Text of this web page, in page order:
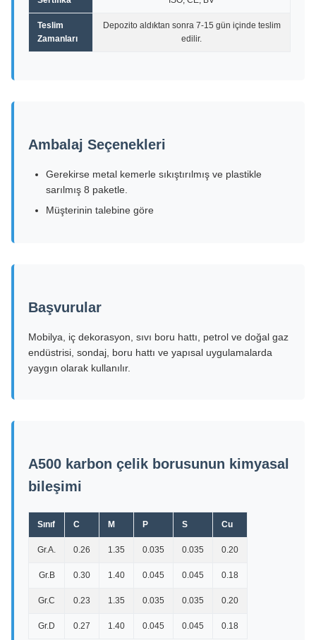
Teslim
Zamanları
Depozito aldıktan sonra 7-15 gün içinde teslim
edilir.
Ambalaj Seçenekleri
Gerekirse metal kemerle sıkıştırılmış ve plastikle
sarılmış 8 paketle.
Müşterinin talebine göre
Başvurular
Mobilya, iç dekorasyon, sıvı boru hattı, petrol ve doğal gaz
endüstrisi, sondaj, boru hattı ve yapısal uygulamalarda
yaygın olarak kullanılır.
A500 karbon çelik borusunun kimyasal
bileşimi
Sınıf C M P S Cu
Gr.A. 0.26 1.35 0.035 0.035 0.20
Gr.B 0.30 1.40 0.045 0.045 0.18
Gr.C 0.23 1.35 0.035 0.035 0.20
Gr.D 0.27 1.40 0.045 0.045 0.18